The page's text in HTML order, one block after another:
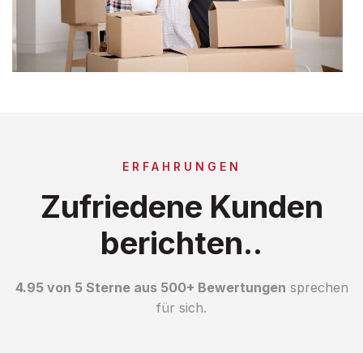
ERFAHRUNGEN
Zufriedene Kunden
berichten..
4.95 von 5 Sterne aus 500+ Bewertungen sprechen
für sich.